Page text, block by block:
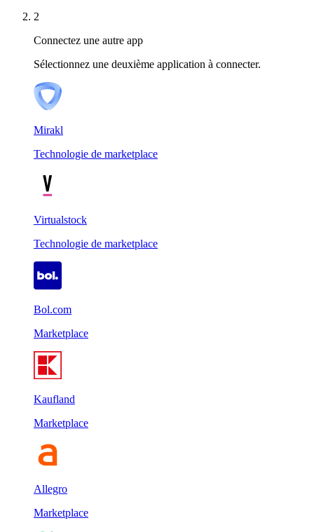
2
Connectez une autre app
Sélectionnez une deuxième application à connecter.
Mirakl
Technologie de marketplace
Virtualstock
Technologie de marketplace
Bol.com
Marketplace
Kaufland
Marketplace
Allegro
Marketplace